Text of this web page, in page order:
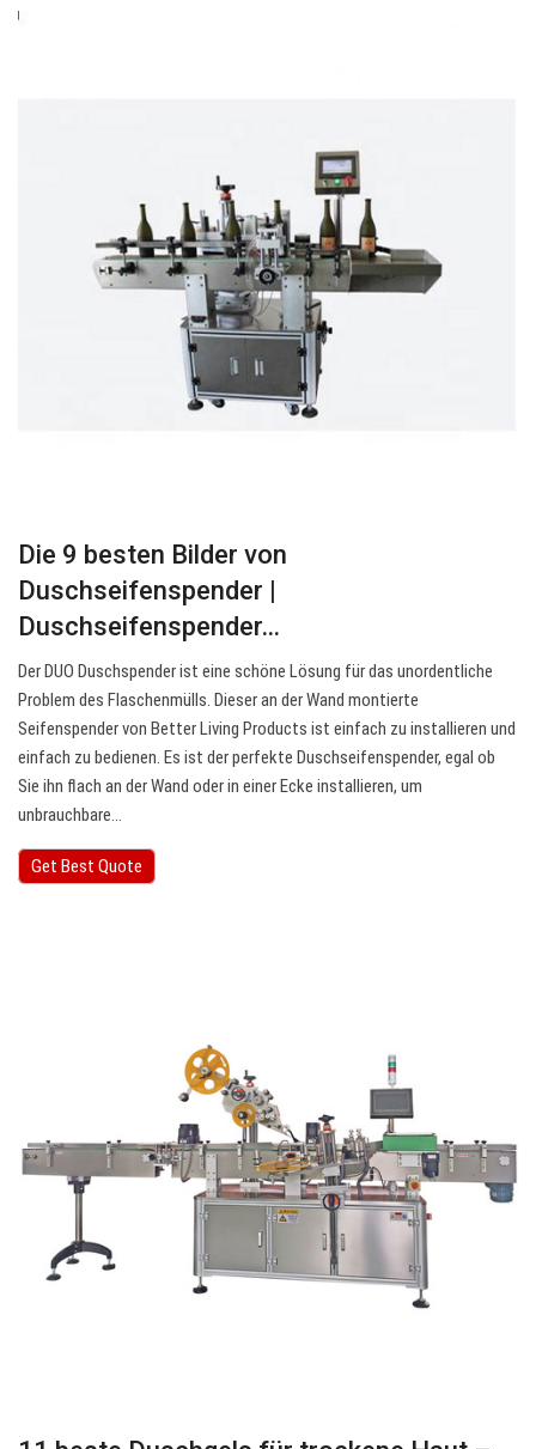
Die 9 besten Bilder von
Duschseifenspender |
Duschseifenspender…
Der DUO Duschspender ist eine schöne Lösung für das unordentliche
Problem des Flaschenmülls. Dieser an der Wand montierte
Seifenspender von Better Living Products ist einfach zu installieren und
einfach zu bedienen. Es ist der perfekte Duschseifenspender, egal ob
Sie ihn flach an der Wand oder in einer Ecke installieren, um
unbrauchbare…
Get Best Quote